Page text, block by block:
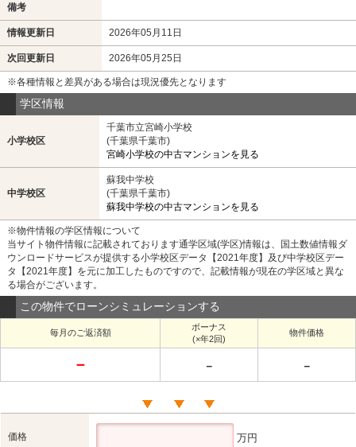
備考
情報更新日 2026年05月11日
次回更新日 2026年05月25日
※各種情報と差異がある場合は現況優先となります
学区情報
小学校区
千葉市立宮崎小学校
(千葉県千葉市)
宮崎小学校の中古マンションを見る
中学校区
蘇我中学校
(千葉県千葉市)
蘇我中学校の中古マンションを見る
※物件情報の学区情報について
当サイト物件情報に記載されております通学区域(学区)情報は、国土数値情報ダ
ウンロードサービスが提供する小学校区データ【2021年度】及び中学校区デー
タ【2021年度】を元に加工したものですので、記載情報が現在の学区域と異な
る場合がございます。
この物件でローンシミュレーションする
毎月のご返済額
ボーナス
(×年2回)
物件価格
－ － －
価格 万円